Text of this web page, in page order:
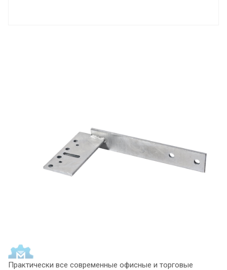
Практически все современные офисные и торговые